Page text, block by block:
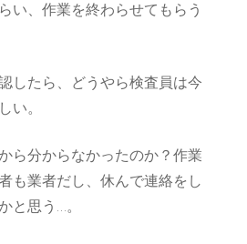
い、作業を終わらせてもらう
したら、どうやら検査員は今
い。
ら分からなかったのか？作業
も業者だし、休んで連絡をし
と思う…。